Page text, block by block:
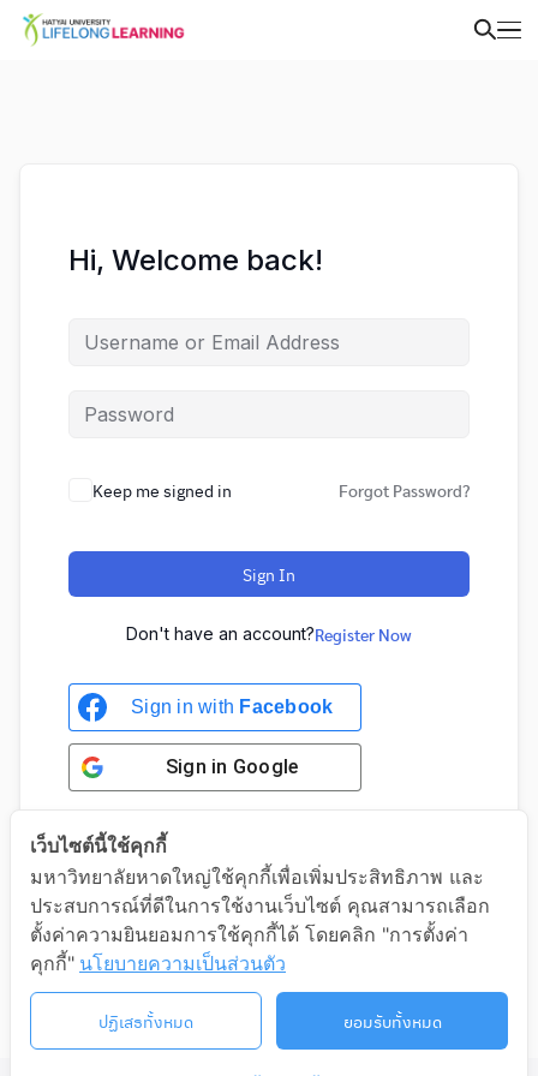
Hi, Welcome back!
Keep me signed in Forgot Password?
Sign In
Don't have an account?Register Now
Sign in with Facebook
Sign in Google
Sign in with Google
เว็บไซต์นี้ใช้คุกกี้
มหาวิทยาลัยหาดใหญ่ใช้คุกกี้เพื่อเพิ่มประสิทธิภาพ และ
ประสบการณ์ที่ดีในการใช้งานเว็บไซต์ คุณสามารถเลือก
ตั้งค่าความยินยอมการใช้คุกกี้ได้ โดยคลิก "การตั้งค่า
คุกกี้" นโยบายความเป็นส่วนตัว
ปฏิเสธทั้งหมด ยอมรับทั้งหมด